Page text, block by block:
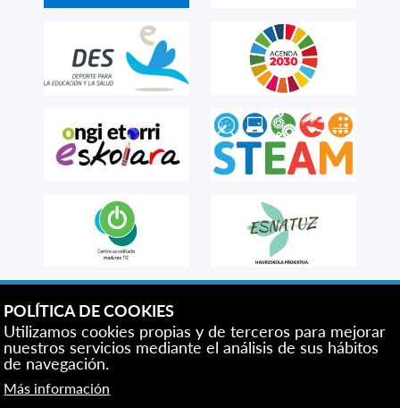
POLÍTICA DE COOKIES
Utilizamos cookies propias y de terceros para mejorar
nuestros servicios mediante el análisis de sus hábitos
de navegación.
Más información